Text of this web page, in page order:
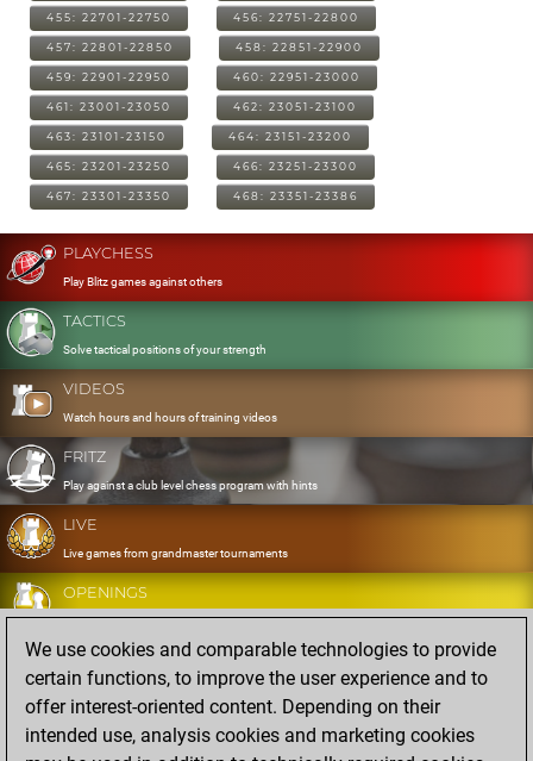
455: 22701-22750 456: 22751-22800
457: 22801-22850 458: 22851-22900
459: 22901-22950 460: 22951-23000
461: 23001-23050 462: 23051-23100
463: 23101-23150 464: 23151-23200
465: 23201-23250 466: 23251-23300
467: 23301-23350 468: 23351-23386
PLAYCHESS
Play Blitz games against others
TACTICS
Solve tactical positions of your strength
VIDEOS
Watch hours and hours of training videos
FRITZ
Play against a club level chess program with hints
LIVE
Live games from grandmaster tournaments
OPENINGS
Develop and exercise your openings
DATABASE
Eight million strong games
MYGAMES
Store and analyse your own games in the cloud
We use cookies and comparable technologies to provide
certain functions, to improve the user experience and to
offer interest-oriented content. Depending on their
intended use, analysis cookies and marketing cookies